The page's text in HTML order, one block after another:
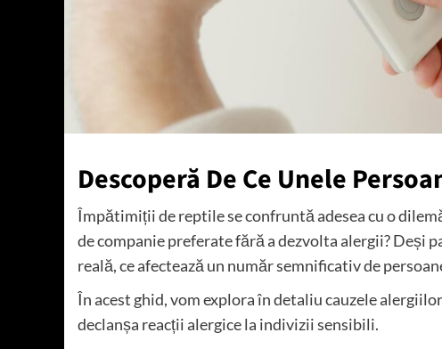
Descoperă De Ce Unele
Împătimiții de reptile se confruntă adesea cu o
de companie preferate fără a dezvolta alergii? Deși
reală, ce afectează un număr semnificativ de
În acest ghid, vom explora în detaliu cauzele
declanșa reacții alergice la indivizii sensibili.